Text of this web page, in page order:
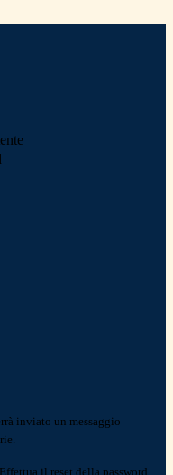
inviato un messaggio
il reset della password